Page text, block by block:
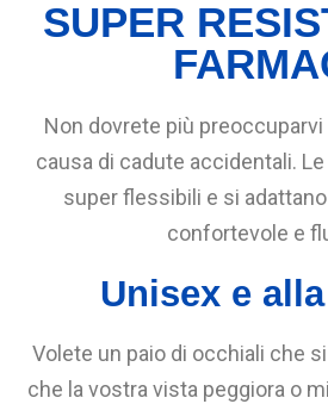
SUPER
Non dovrete più
causa di cadute accidentali.
super flessibili e si
confortevole e
Unisex e
Volete un paio di occhiali che
che la vostra vista peggiora o